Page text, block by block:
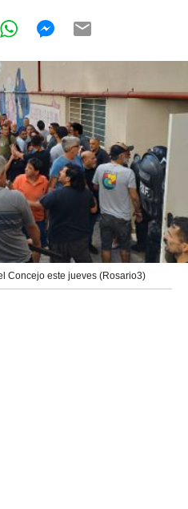
Concejo este jueves (Rosario3)